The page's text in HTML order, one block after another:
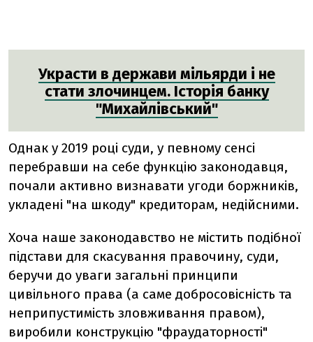
Украсти в держави мільярди і не
стати злочинцем. Історія банку
"Михайлівський"
Однак у 2019 році суди, у певному сенсі
перебравши на себе функцію законодавця,
почали активно визнавати угоди боржників,
укладені "на шкоду" кредиторам, недійсними.
Хоча наше законодавство не містить подібної
підстави для скасування правочину, суди,
беручи до уваги загальні принципи
цивільного права (а саме добросовісність та
неприпустимість зловживання правом),
виробили конструкцію "фраудаторності"